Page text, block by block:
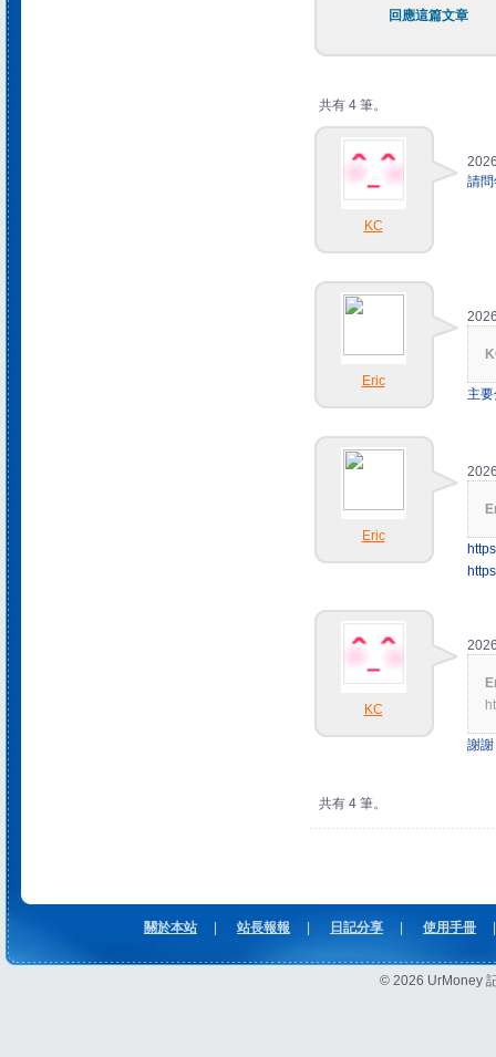
回應這篇文章
共有 4 筆。
KC
請
Eric
主
Eric
KC
謝
共有 4 筆。
關於本站 站長報報 日記分享 使用手冊
© 2026 UrMoney